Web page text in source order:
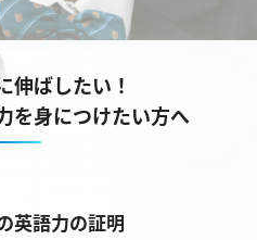
伸ばしたい！
を身につけたい方へ
英語力の証明